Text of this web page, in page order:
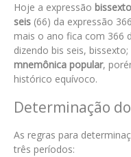
Hoje a expressão bissexto
seis (66) da expressão
mais o ano fica com 366
dizendo bis seis, bissexto;
mnemônica popular,
histórico equívoco.
Determinação
As regras para
três períodos: